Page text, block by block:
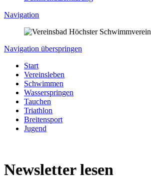
Navigation
Navigation überspringen
Start
Vereinsleben
Schwimmen
Wasserspringen
Tauchen
Triathlon
Breitensport
Jugend
Newsletter lesen